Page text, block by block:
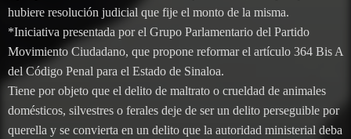
hubiere resolución judicial que fije el monto de la misma.
*Iniciativa presentada por el Grupo Parlamentario del Partido
Movimiento Ciudadano, que propone reformar el artículo 364 Bis A
del Código Penal para el Estado de Sinaloa.
Tiene por objeto que el delito de maltrato o crueldad de animales
domésticos, silvestres o ferales deje de ser un delito perseguible por
querella y se convierta en un delito que la autoridad ministerial deba